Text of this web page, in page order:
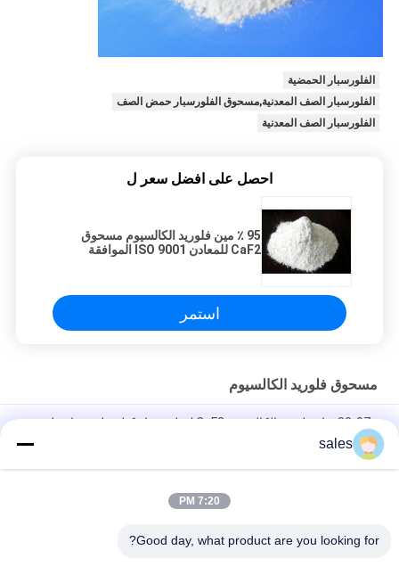
الفلورسبار الحمضية
الفلورسبار الصف المعدنية,مسحوق الفلورسبار حمض الصف
الفلورسبار الصف المعدنية
احصل على افضل سعر ل
95 ٪ مين فلوريد الكالسيوم مسحوق
CaF2 للمعادن ISO 9001 الموافقة
استمر
مسحوق فلوريد الكالسيوم
80-97٪ نقاء فلوريد الكالسيوم CaF2 / فلورسبار كتلة فلورسبار فلوريت
الاستخدام في العناصر الزخرفية
97 ٪ مسحوق فلوريد الكالسيوم الطبيعي النقي قابل للذوبان قليلاً في
sales
7:20 PM
Good day, what product are you looking for?